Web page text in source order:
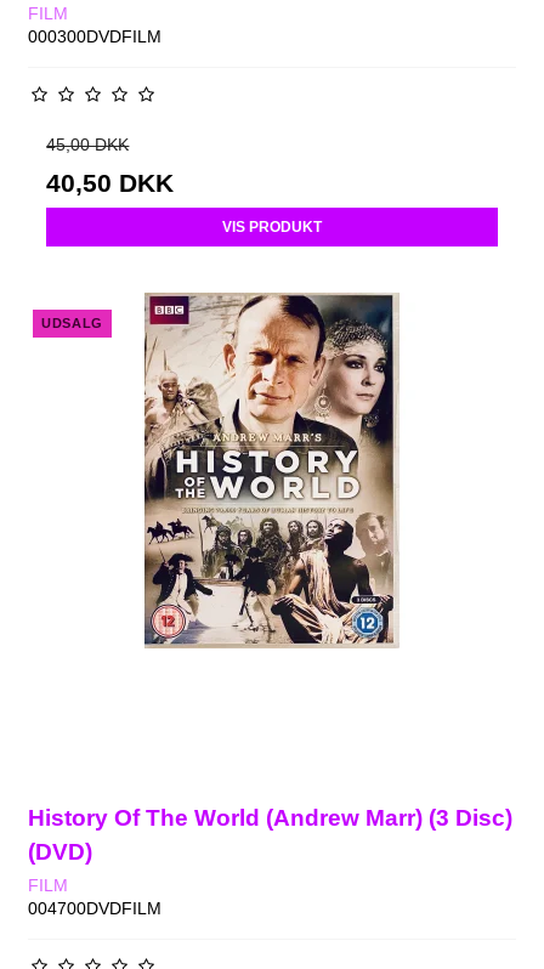
FILM
000300DVDFILM
45,00 DKK
40,50 DKK
VIS PRODUKT
UDSALG
History Of The World (Andrew Marr) (3 Disc)
(DVD)
FILM
004700DVDFILM